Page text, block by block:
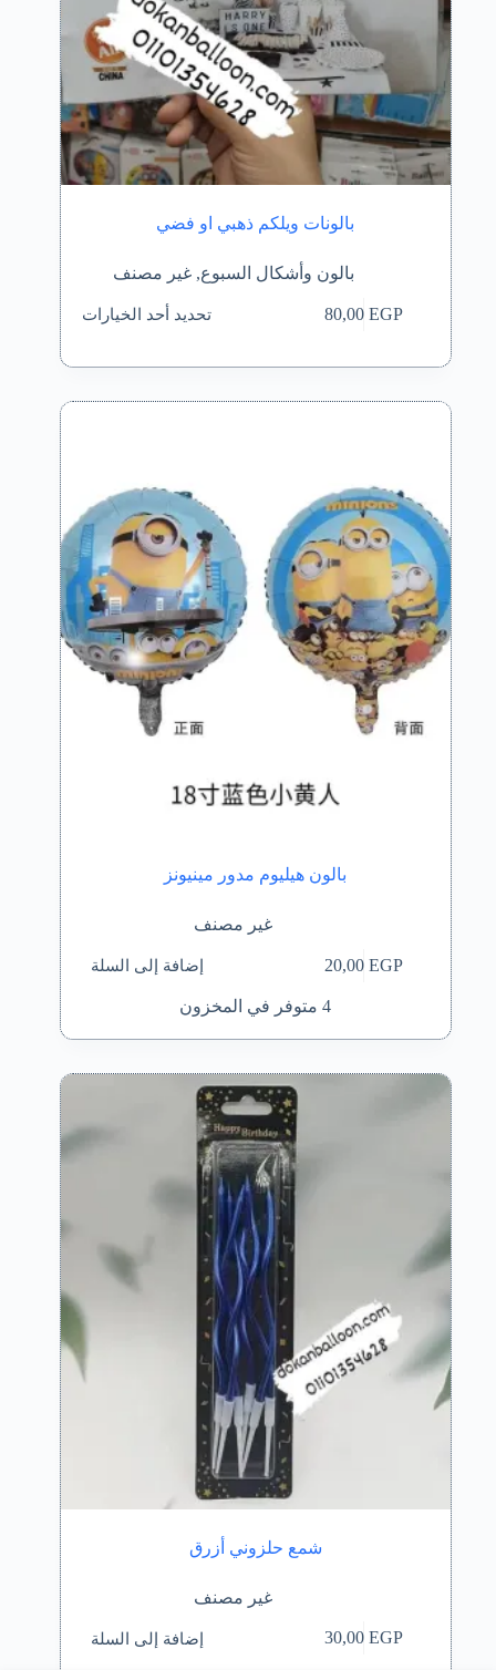
بالونات ويلكم ذهبي او فضي
بالون وأشكال السبوع,غير مصنف
80,00EGP تحديد أحد الخيارات
هناك
العديد
من
الأشكال
لهذا
المنتج.
يمكن
اختيار
الخيارات
على
صفحة
المنتج
بالون هيليوم مدور مينيونز
غير مصنف
20,00EGP إضافة إلى السلة
4 متوفر في المخزون
شمع حلزوني أزرق
غير مصنف
30,00EGP إضافة إلى السلة